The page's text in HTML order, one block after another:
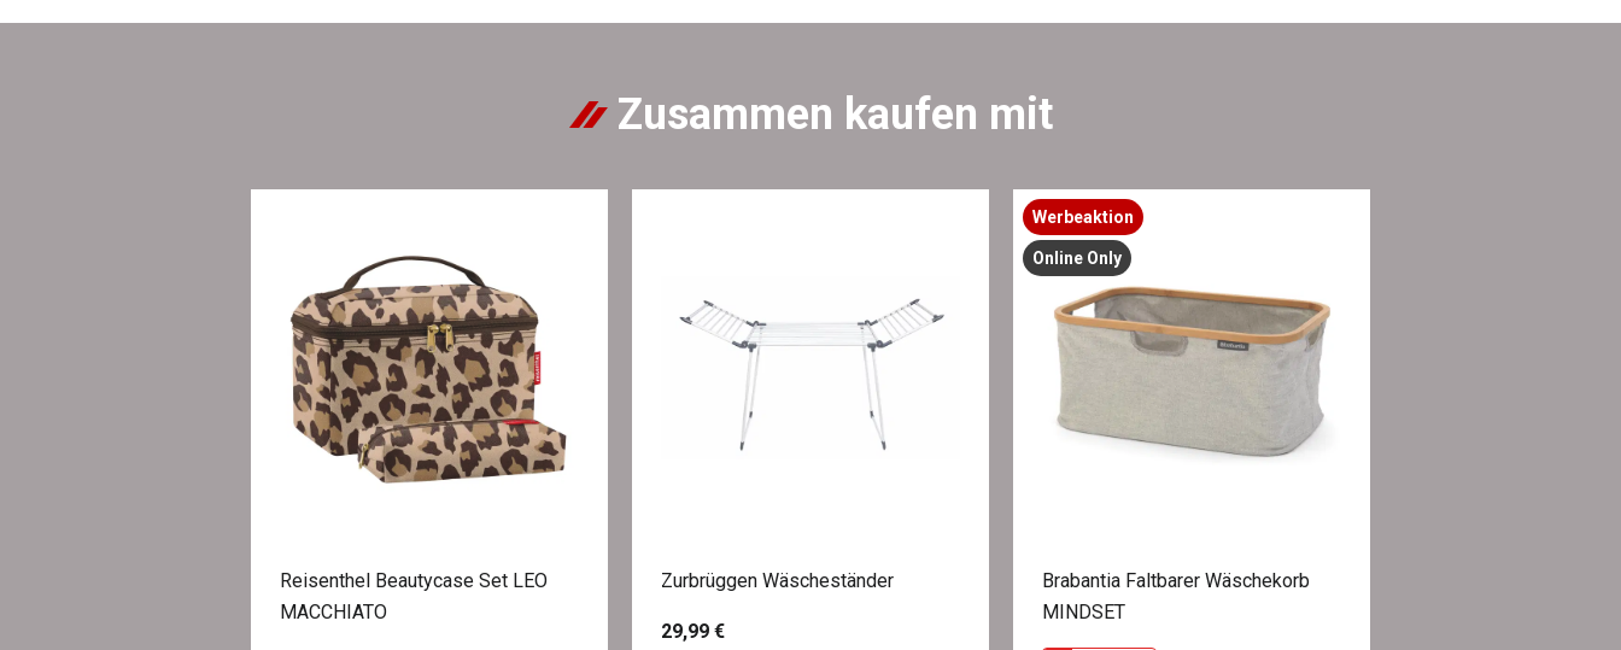
Zusammen kaufen mit
Reisenthel Beautycase Set LEO
MACCHIATO
Zurbrüggen Wäscheständer
29,99 €
Werbeaktion
Online Only
Brabantia Faltbarer Wäschekorb
MINDSET